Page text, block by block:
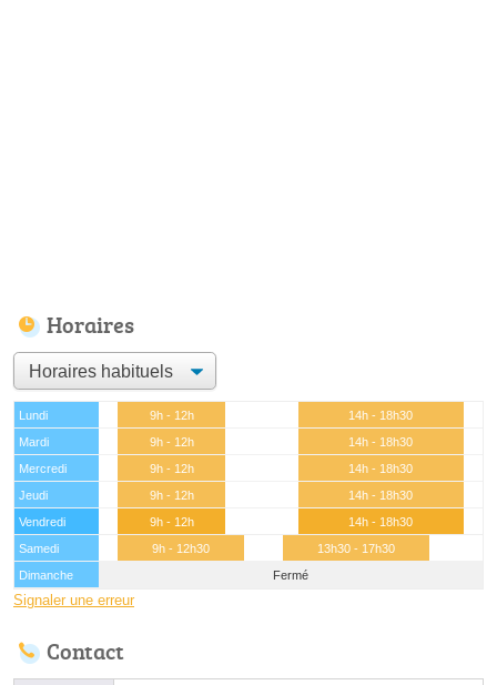
Horaires
Lundi 9h - 12h
14h - 18h30
Mardi
9h - 12h
14h - 18h30
Mercredi
9h - 12h
14h - 18h30
Jeudi
9h - 12h
14h - 18h30
Vendredi
9h - 12h
14h - 18h30
Samedi
9h - 12h30
13h30 - 17h30
Dimanche
Fermé
Signaler une erreur
Contact